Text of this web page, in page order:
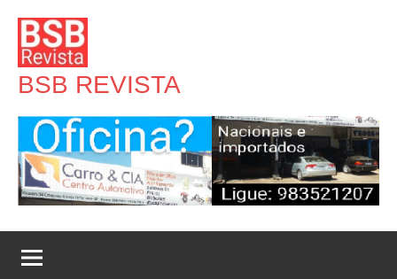
para
conteúdo
BSB REVISTA